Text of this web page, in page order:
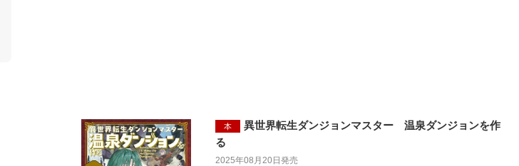
本
異世界転生ダンジョンマスター 温泉ダンジョンを作
る
2025年08月20日 発売